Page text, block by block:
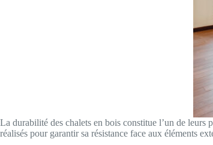
La durabilité des chalets en bois constitue l’un de
réalisés pour garantir sa résistance face aux éléments